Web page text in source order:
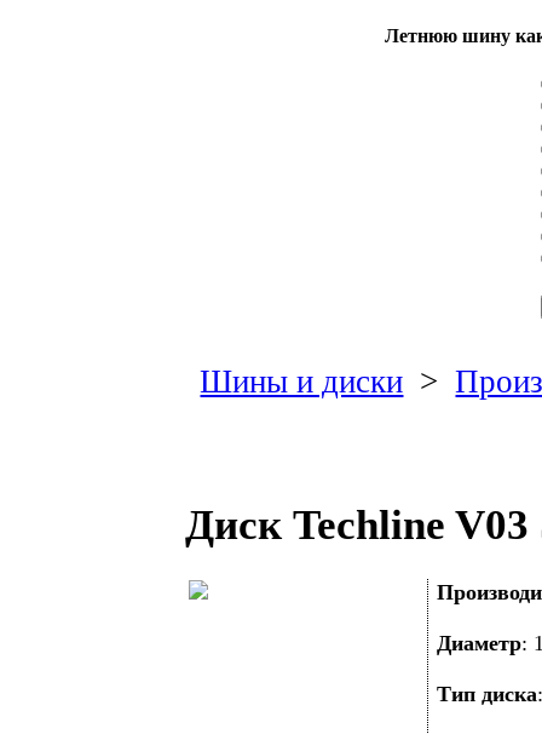
Летнюю шину
Шины и диски >
Диск Techline V03
Диаметр:
Тип диска